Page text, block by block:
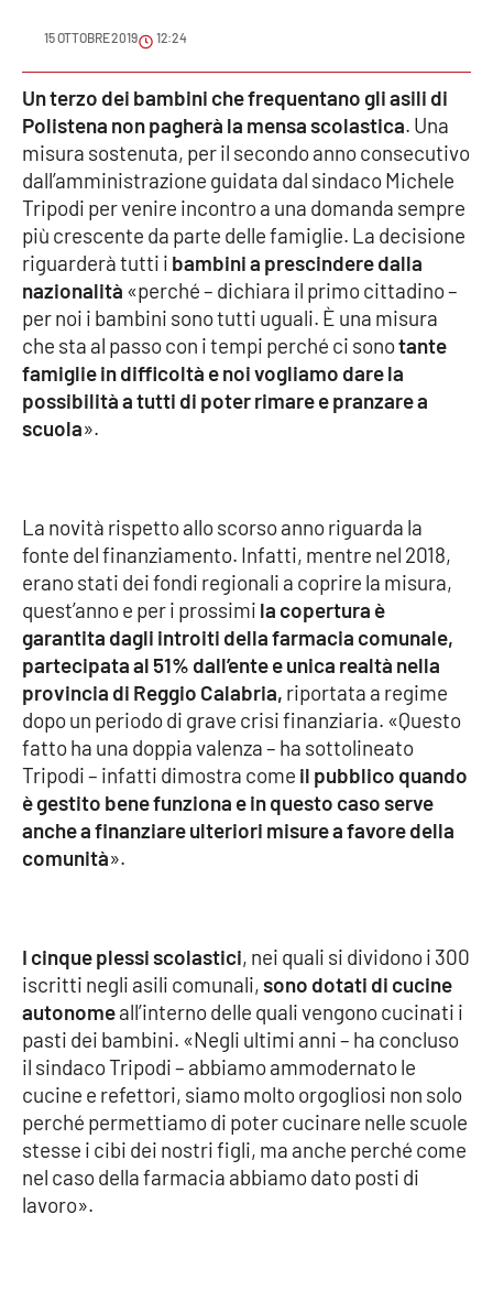
Meteo
Editoriali
VIDEO
Ambiente
Cronaca
Cultura
Economia e Lavoro
Sanità
Società
Sport
RUBRICHE
Good Morning Vietnam
Parchi Marini Calabria
Imprese Di Calabria
Le perfidie di Antonella Grippo
Venti di comunicazione
STREAMING
LaC TV
15 OTTOBRE 2019 12:24
Un terzo dei bambini che frequentano gli asili di
Polistena non pagherà la mensa scolastica. Una
misura sostenuta, per il secondo anno consecutivo
dall’amministrazione guidata dal sindaco Michele
Tripodi per venire incontro a una domanda sempre
più crescente da parte delle famiglie. La decisione
riguarderà tutti i bambini a prescindere dalla
nazionalità «perché – dichiara il primo cittadino –
per noi i bambini sono tutti uguali. È una misura
che sta al passo con i tempi perché ci sonotante
famiglie in difficoltà e noi vogliamo dare la
possibilità a tutti di poter rimare e pranzare a
scuola».
La novità rispetto allo scorso anno riguarda la
fonte del finanziamento. Infatti, mentre nel 2018,
erano stati dei fondi regionali a coprire la misura,
quest’anno e per i prossimi la copertura è
garantita dagli introiti della farmacia comunale,
partecipata al 51% dall’ente e unica realtà nella
provincia di Reggio Calabria, riportata a regime
dopo un periodo di grave crisi finanziaria. «Questo
fatto ha una doppia valenza – ha sottolineato
Tripodi – infatti dimostra come il pubblico quando
è gestito bene funziona e in questo caso serve
anche a finanziare ulteriori misure a favore della
comunità».
I cinque plessi scolastici, nei quali si dividono i 300
iscritti negli asili comunali,sono dotati di cucine
autonomeall’interno delle quali vengono cucinati i
pasti dei bambini. «Negli ultimi anni – ha concluso
il sindaco Tripodi – abbiamo ammodernato le
cucine e refettori, siamo molto orgogliosi non solo
perché permettiamo di poter cucinare nelle scuole
stesse i cibi dei nostri figli, ma anche perché come
nel caso della farmacia abbiamo dato posti di
lavoro».